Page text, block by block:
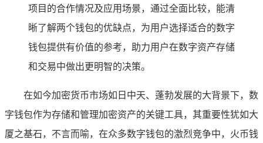
项目的合作情况及应用场景，通过全面比较，能清
晰了解两个钱包的优缺点，为用户选择适合的数字
钱包提供有价值的参考，助力用户在数字资产存储
和交易中做出更明智的决策。
在如今加密货币市场如日中天、蓬勃发展的大背景下，数
字钱包作为存储和管理加密资产的关键工具，其重要性犹如大
厦之基石，不言而喻，在众多数字钱包的激烈竞争中，火币钱